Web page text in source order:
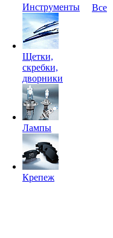
Инструменты
Щетки,
скребки,
дворники
Лампы
Крепеж
Все